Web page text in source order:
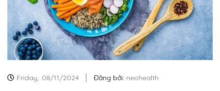
Friday, 08/11/2024 Đăng bởi: neohealth